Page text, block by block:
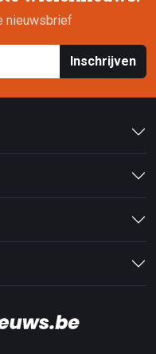
nieuwsbrief
Inschrijven